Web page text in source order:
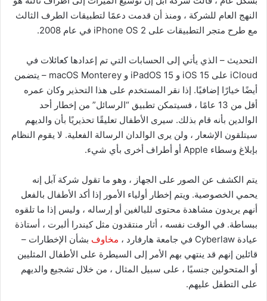
النهج العام للشركة ، ومنذ أن قدمت دعمًا لتطبيقات الطرف الثالث
مع طرح متجر التطبيقات على iPhone OS 2 في عام 2008.
التحديث – الذي يأتي إلى الحسابات التي تم إعدادها كعائلات في
iCloud على iOS 15 و iPadOS 15 و macOS Monterey – يتضمن
أيضًا خيارًا إضافيًا. إذا نقر المستخدم على هذا التحذير وكان عمره
أقل من 13 عامًا ، فسيتمكن تطبيق “الرسائل” من إخطار أحد
الوالدين بأنه قام بذلك. سيرى الأطفال تعليقًا تحذيريًا بأن والديهم
سيتلقون الإشعار ، ولن يرى الوالدان الرسالة الفعلية. لا يقوم النظام
بإبلاغ وسطاء Apple أو أطراف أخرى بأي شيء.
يتم الكشف عن الصور على الجهاز ، وهو ما تقول شركة آبل إنه
يحمي الخصوصية. ويتم إخطار أولياء الأمور إذا أكد الأطفال بالفعل
أنهم يريدون مشاهدة محتوى للبالغين أو إرساله ، وليس إذا ما تلقوه
ببساطة. في الوقت نفسه ، أثار منتقدون مثل كيندرا ألبرت ، أستاذة
عيادة Cyberlaw في جامعة هارفارد ،
مخاوف بشأن الإخطارات –
قائلين إنهم قد ينتهي بهم الأمر إلى السيطرة على الأطفال المثليين
أو المتحولين جنسيًا ، على سبيل المثال ، من خلال تشجيع والديهم
على التطفل عليهم.